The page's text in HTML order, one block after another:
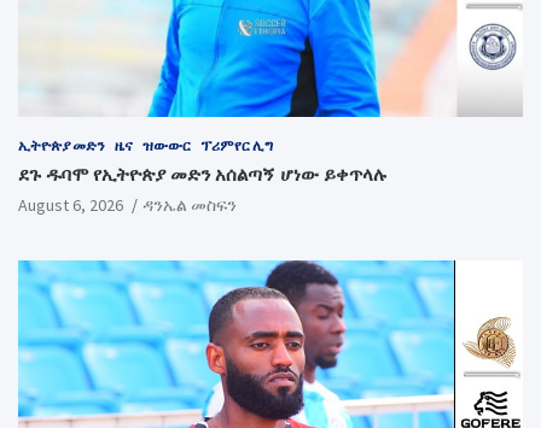
ኢትዮጵያ መድን ዜና ዝውውር ፕሪምየር ሊግ
ደጉ ዱባሞ የኢትዮጵያ መድን አሰልጣኝ ሆነው ይቀጥላሉ
August 6, 2026 ዳንኤል መስፍን